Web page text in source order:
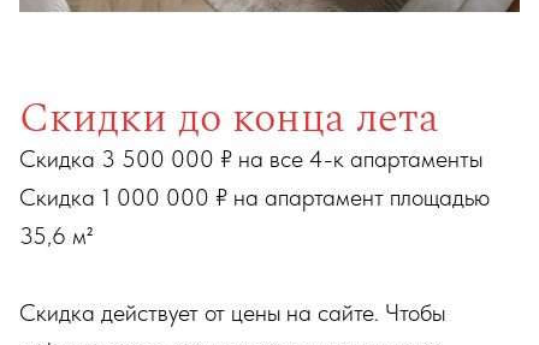
Скидки до конца лета
Скидка 3 500 000 ₽ на все 4-к апартаменты
Скидка 1 000 000 ₽ на апартамент площадью
35,6 м²
Скидка действует от цены на сайте. Чтобы